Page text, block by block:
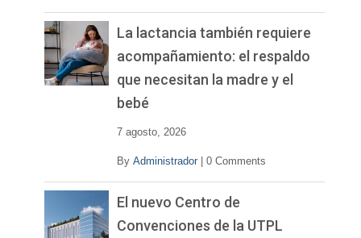
La lactancia también requiere
acompañamiento: el respaldo
que necesitan la madre y el
bebé
7 agosto, 2026
By Administrador 0 Comments
El nuevo Centro de
Convenciones de la UTPL